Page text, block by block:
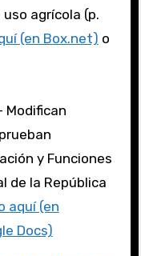
agrícola (p.
(en Box.net) o
Modifican
y Funciones
de la República
aquí (en
Docs)